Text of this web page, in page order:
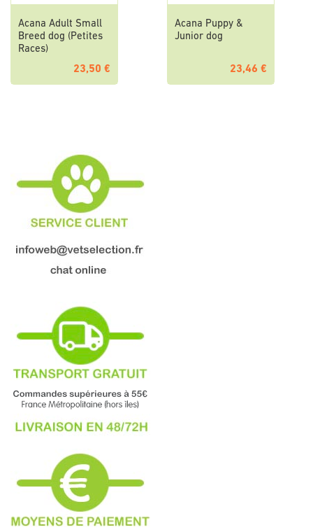
Acana Adult Small
Breed dog (Petites
Races)
23,50 €
Acana Puppy &
Junior dog
23,46 €